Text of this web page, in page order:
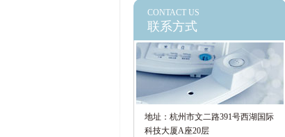
CONTACT US
联系方式
地址：杭州市文二路391号西湖国际
科技大厦A座20层